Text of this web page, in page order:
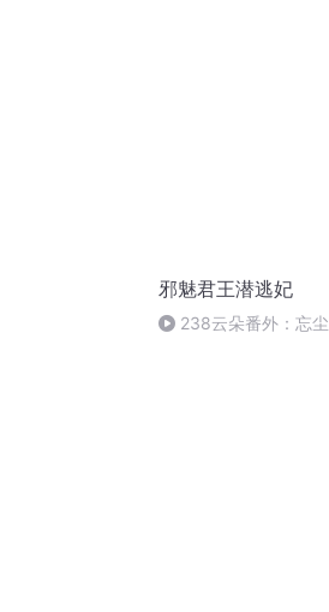
邪魅君王潜逃妃
238云朵番外：忘尘